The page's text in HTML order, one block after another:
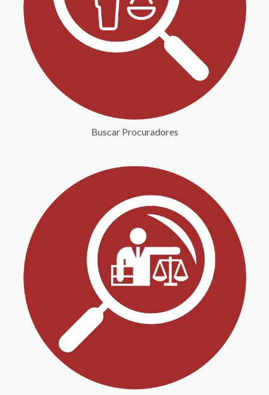
Buscar Procuradores